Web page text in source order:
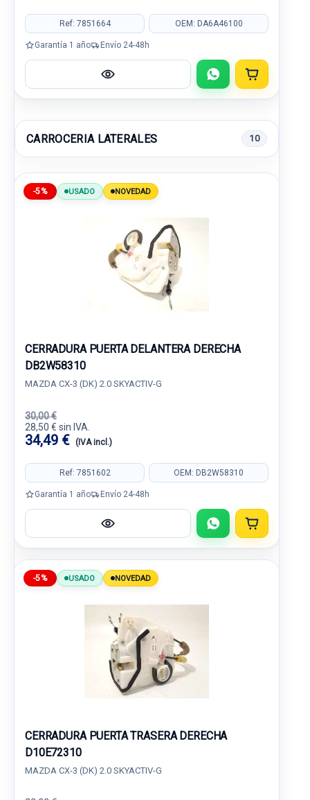
Ref: 7851664 OEM: DA6A46100
Garantía 1 año Envío 24-48h
CARROCERIA LATERALES 10
-5% USADO NOVEDAD
CERRADURA PUERTA DELANTERA DERECHA
DB2W58310
MAZDA CX-3 (DK) 2.0 SKYACTIV-G
30,00 €
28,50 € sin IVA.
34,49 € (IVA incl.)
Ref: 7851602 OEM: DB2W58310
Garantía 1 año Envío 24-48h
-5% USADO NOVEDAD
CERRADURA PUERTA TRASERA DERECHA
D10E72310
MAZDA CX-3 (DK) 2.0 SKYACTIV-G